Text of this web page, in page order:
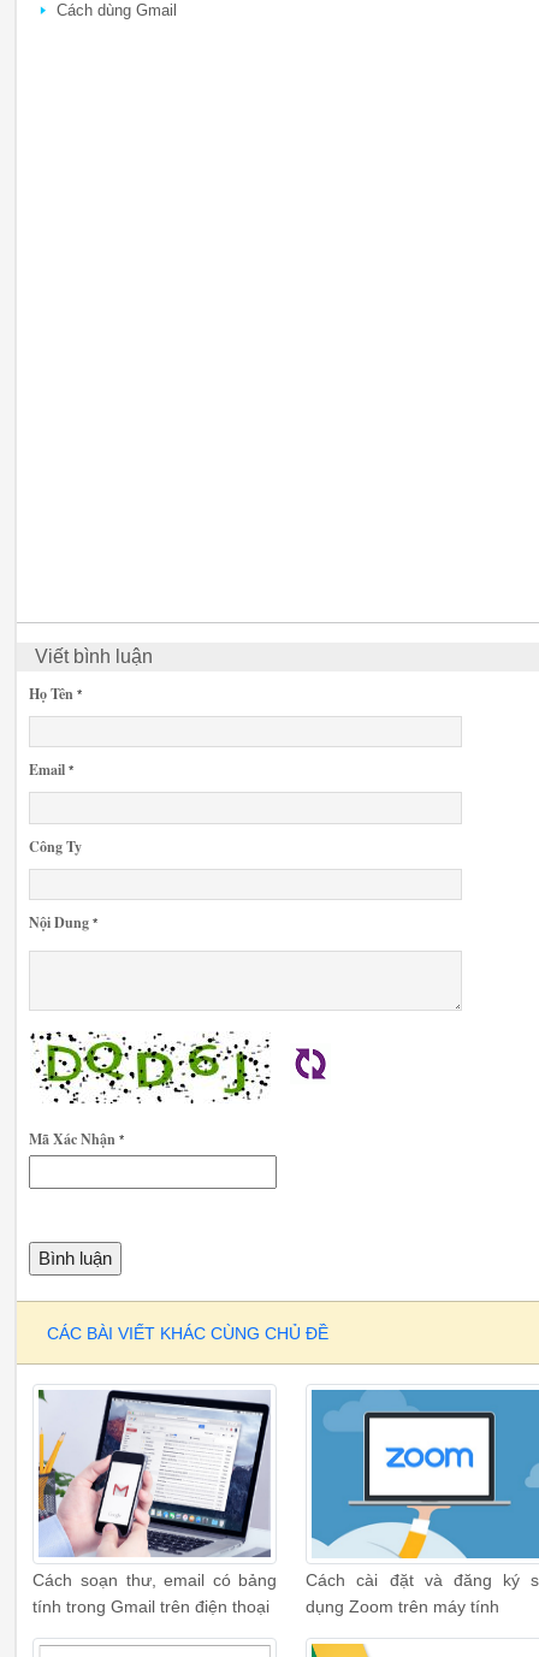
Cách dùng Gmail
Viết bình luận
Họ Tên *
Email *
Công Ty
Nội Dung *
Mã Xác Nhận *
CÁC BÀI VIẾT KHÁC CÙNG CHỦ ĐỀ
Cách soạn thư, email có bảng
tính trong Gmail trên điện thoại
Cách cài đặt và đăng ký
dụng Zoom trên máy tính